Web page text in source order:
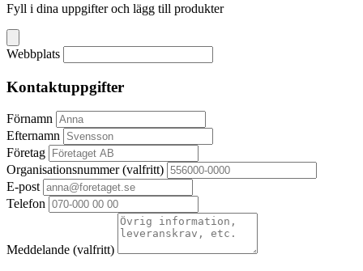
Fyll i dina uppgifter och lägg till produkter
Webbplats
Kontaktuppgifter
Förnamn
Efternamn
Företag
Organisationsnummer(valfritt)
E-post
Telefon
Meddelande (valfritt)